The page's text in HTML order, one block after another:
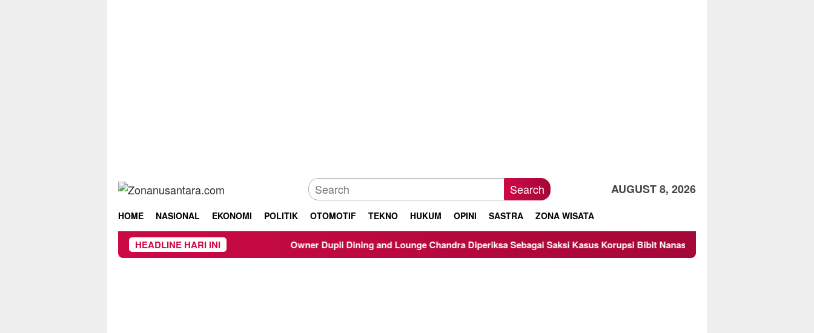
Search AUGUST 8, 2026
HOME NASIONAL EKONOMI POLITIK OTOMOTIF TEKNO HUKUM OPINI SASTRA ZONA WISATA
HEADLINE HARI INI Owner Dupli Dining and Lounge Chandra Diperiksa Sebagai Saksi Kasus Korupsi Bibit Nanas Sulsel Rp 52,4 Miliar